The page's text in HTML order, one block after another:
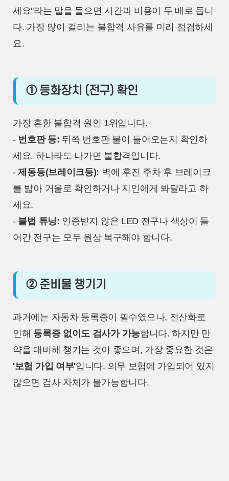
세요"라는 말을 들으면 시간과 비용이 두 배로 듭니
다. 가장 많이 걸리는 불합격 사유를 미리 점검하세
요.
① 등화장치 (전구) 확인
가장 흔한 불합격 원인 1위입니다.
- 번호판 등: 뒤쪽 번호판 불이 들어오는지 확인하
세요. 하나라도 나가면 불합격입니다.
-제동등(브레이크등): 벽에 후진 주차 후 브레이크
를 밟아 거울로 확인하거나 지인에게 봐달라고 하
세요.
- 불법 튜닝: 인증받지 않은 LED 전구나 색상이 들
어간 전구는 모두 원상 복구해야 합니다.
② 준비물 챙기기
과거에는 자동차 등록증이 필수였으나, 전산화로
인해 등록증 없이도 검사가 가능합니다. 하지만 만
약을 대비해 챙기는 것이 좋으며, 가장 중요한 것은
'보험 가입 여부'입니다. 의무 보험에 가입되어 있지
않으면 검사 자체가 불가능합니다.